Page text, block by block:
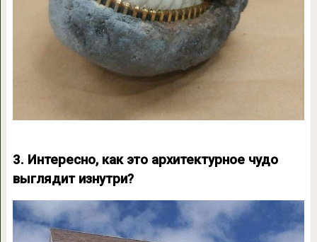
3. Интересно, как это архитектурное чудо
выглядит изнутри?